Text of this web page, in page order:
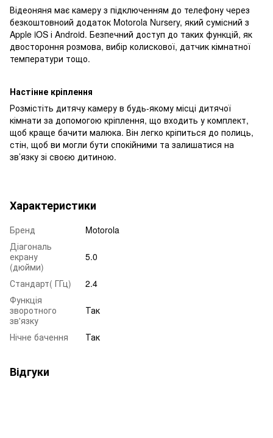
Відеоняня має камеру з підключенням до телефону через
безкоштовноий додаток Motorola Nursery, який сумісний з
Apple iOS і Android. Безпечний доступ до таких функцій, як
двостороння розмова, вибір колискової, датчик кімнатної
температури тощо.
Настінне кріплення
Розмістіть дитячу камеру в будь-якому місці дитячої
кімнати за допомогою кріплення, що входить у комплект,
щоб краще бачити малюка. Він легко кріпиться до полиць,
стін, щоб ви могли бути спокійними та залишатися на
зв’язку зі своєю дитиною.
Характеристики
Бренд
Motorola
Діагональ
екрану
(дюйми)
5.0
Стандарт( ГГц)
2.4
Функція
зворотного
зв'язку
Так
Нічне бачення Так
Відгуки